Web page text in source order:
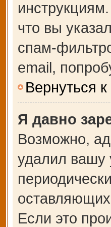
что вы
спам-
email,
Вернуться
Я давно
Возможно,
удалил вашу
Если это